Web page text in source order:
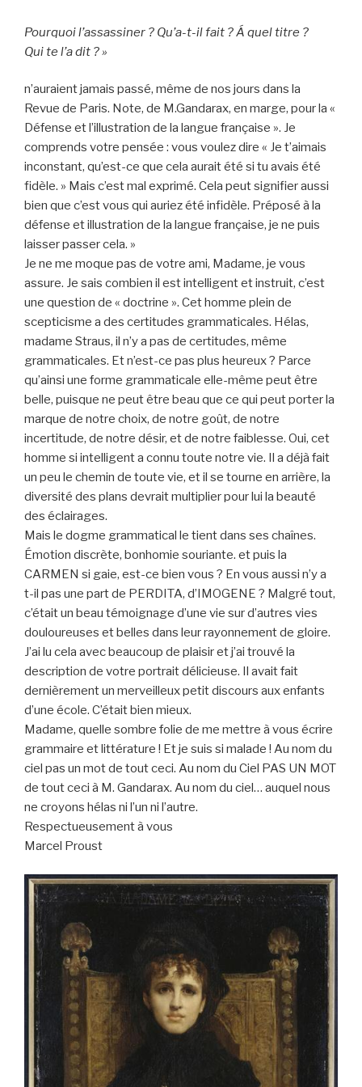
Pourquoi l’assassiner ? Qu’a-t-il fait ? Á quel titre ?
Qui te l’a dit ? »
n’auraient jamais passé, même de nos jours dans la
Revue de Paris. Note, de M.Gandarax, en marge, pour la «
Défense et l’illustration de la langue française ». Je
comprends votre pensée : vous voulez dire « Je t’aimais
inconstant, qu’est-ce que cela aurait été si tu avais été
fidèle. » Mais c’est mal exprimé. Cela peut signifier aussi
bien que c’est vous qui auriez été infidèle. Préposé à la
défense et illustration de la langue française, je ne puis
laisser passer cela. »
Je ne me moque pas de votre ami, Madame, je vous
assure. Je sais combien il est intelligent et instruit, c’est
une question de « doctrine ». Cet homme plein de
scepticisme a des certitudes grammaticales. Hélas,
madame Straus, il n’y a pas de certitudes, même
grammaticales. Et n’est-ce pas plus heureux ? Parce
qu’ainsi une forme grammaticale elle-même peut être
belle, puisque ne peut être beau que ce qui peut porter la
marque de notre choix, de notre goût, de notre
incertitude, de notre désir, et de notre faiblesse. Oui, cet
homme si intelligent a connu toute notre vie. Il a déjà fait
un peu le chemin de toute vie, et il se tourne en arrière, la
diversité des plans devrait multiplier pour lui la beauté
des éclairages.
Mais le dogme grammatical le tient dans ses chaînes.
Émotion discrète, bonhomie souriante. et puis la
CARMEN si gaie, est-ce bien vous ? En vous aussi n’y a
t-il pas une part de PERDITA, d’IMOGENE ? Malgré tout,
c’était un beau témoignage d’une vie sur d’autres vies
douloureuses et belles dans leur rayonnement de gloire.
J’ai lu cela avec beaucoup de plaisir et j’ai trouvé la
description de votre portrait délicieuse. Il avait fait
dernièrement un merveilleux petit discours aux enfants
d’une école. C’était bien mieux.
Madame, quelle sombre folie de me mettre à vous écrire
grammaire et littérature ! Et je suis si malade ! Au nom du
ciel pas un mot de tout ceci. Au nom du Ciel PAS UN MOT
de tout ceci à M. Gandarax. Au nom du ciel… auquel nous
ne croyons hélas ni l’un ni l’autre.
Respectueusement à vous
Marcel Proust